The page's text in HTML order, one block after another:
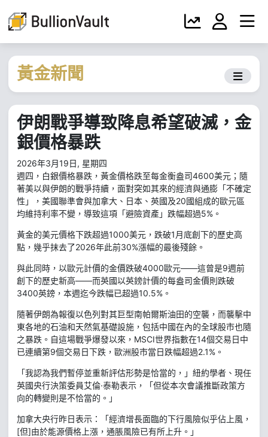
黃金新聞
伊朗戰爭導致降息希望破滅，金
銀價格暴跌
2026年3月19日, 星期四
週四，白銀價格暴跌，黃金價格跌至每金衡盎司4600美元；隨
著美以與伊朗的戰爭持續，面對突如其來的經濟與通膨「不確定
性」，美國聯準會與加拿大、日本、英國及20國組成的歐元區
均維持利率不變，導致這項「避險資產」跌幅超過5%。
黃金的美元價格下跌超過1000美元，跌破1月底創下的歷史高
點，幾乎抹去了2026年此前30%漲幅的最後殘餘。
與此同時，以歐元計價的金價跌破4000歐元——這曾是9週前
創下的歷史新高——而英國以英鎊計價的每盎司金價則跌破
3400英鎊，本週迄今跌幅已超過10.5%。
隨著伊朗為報復以色列對其巨型南帕爾斯油田的空襲，而襲擊中
東各地的石油和天然氣基礎設施，包括中國在內的全球股市也隨
之暴跌。自這場戰爭爆發以來，MSCI世界指數在14個交易日中
已連續第9個交易日下跌，歐洲股市當日跌幅超過2.1%。
「我認為我們暫停並重新評估形勢是恰當的，」紐約學者、現任
英國央行決策委員艾倫·泰勒表示，「但從本次會議推斷政策方
向的轉變則是不恰當的。」
加拿大央行昨日表示：「經濟增長面臨的下行風險似乎佔上風，
[但]由於能源價格上漲，通脹風險已有所上升。」